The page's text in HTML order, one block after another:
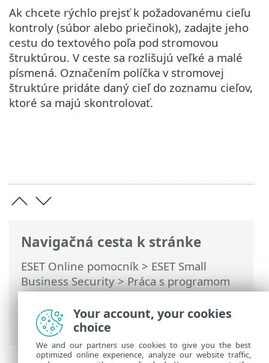
Navigačná cesta k stránke
ESET Online pomocník > ESET Small
Business Security>Práca s programom
ESET Small Business Security>Rozšírené
nastavenia>Kontroly>Detekcia malvéru
> Ciele kontroly
Ak chcete rýchlo prejsť k požadovanému cieľu
kontroly (súbor alebo priečinok), zadajte jeho
cestu do textového poľa pod stromovou
štruktúrou. V ceste sa rozlišujú veľké a malé
písmená. Označením políčka v stromovej
štruktúre pridáte daný cieľ do zoznamu cieľov,
ktoré sa majú skontrolovať.
Your account, your cookies
choice
We and our partners use cookies to give you the best
optimized online experience, analyze our website traffic,